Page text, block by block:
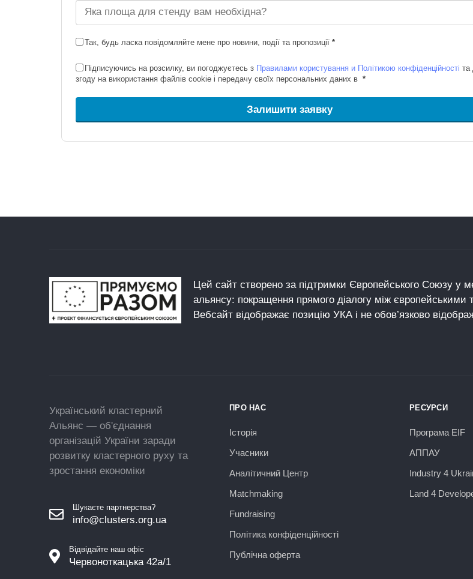
Так, будь ласка повідомляйте мене про новини, події та пропозиції *
Підписуючись на розсилку, ви погоджуєтесь з Правилами користування и Політикою конфіденційності та
згоду на використання файлів cookie і передачу своїх персональних даних в *
Залишити заявку
Цей сайт створено за підтримки Європейського Союзу у
альянсу: покращення прямого діалогу між європейськими
Вебсайт відображає позицію УКА і не обов’язково
Український кластерний
Альянс — об'єднання
організацій України заради
розвитку кластерного руху та
зростання економіки
Шукаєте партнерства?
info@clusters.org.ua
Відвідайте наш офіс
Червоноткацька 42а/1
ПРО НАС
Історія
Учасники
Аналітичний Центр
Matchmaking
Fundraising
Політика конфіденційності
Публічна оферта
РЕСУРСИ
Програма EIF
АППАУ
Industry 4
Land 4